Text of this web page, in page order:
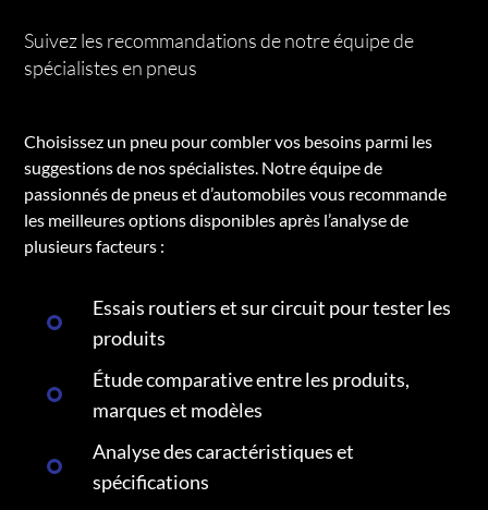
Suivez les recommandations de notre équipe de
spécialistes en pneus
Choisissez un pneu pour combler vos besoins parmi les
suggestions de nos spécialistes. Notre équipe de
passionnés de pneus et d’automobiles vous recommande
les meilleures options disponibles après l’analyse de
plusieurs facteurs :
Essais routiers et sur circuit pour tester les
produits
Étude comparative entre les produits,
marques et modèles
Analyse des caractéristiques et
spécifications